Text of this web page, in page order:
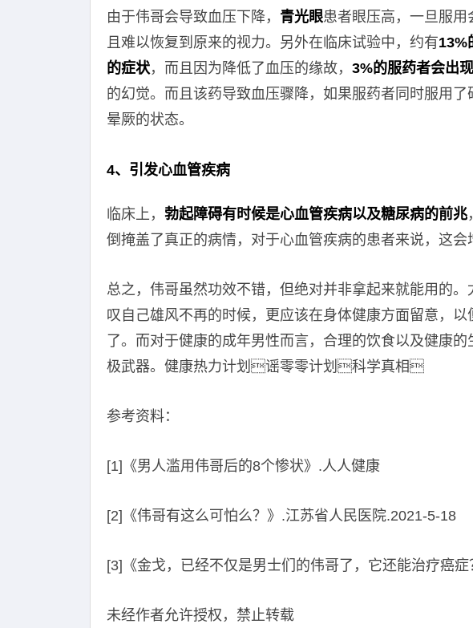
由于伟哥会导致血压下降， 青光眼患者眼压高，一旦服
且难以恢复到原来的视力。另外在临床试验中，约有13%
的症状，而且因为降低了血压的缘故， 3%的服药者会出
的幻觉。而且该药导致血压骤降，如果服药者同时服用
晕厥的状态。
4、引发心血管疾病
临床上， 勃起障碍有时候是心血管疾病以及糖尿病的前兆
倒掩盖了真正的病情，对于心血管疾病的患者来说，这会
总之，伟哥虽然功效不错，但绝对并非拿起来就能用的
叹自己雄风不再的时候，更应该在身体健康方面留意，
了。而对于健康的成年男性而言，合理的饮食以及健康
极武器。健康热力计划谣零零计划科学真相
参考资料：
[1]《男人滥用伟哥后的8个惨状》.人人健康
[2]《伟哥有这么可怕么？》.江苏省人民医院.2021-5-18
[3]《金戈，已经不仅是男士们的伟哥了，它还能治疗癌
未经作者允许授权，禁止转载